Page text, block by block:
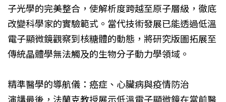
子光學的完美整合，使解析度跨越至原子層級，徹底
改變科學家的實驗範式。當代技術發展已能透過低溫
電子顯微鏡觀察到核糖體的動態，將研究版圖拓展至
傳統晶體學無法觸及的生物分子動力學領域。
精準醫學的導航儀：癌症、心臟病與疫情防治
演講最後，法蘭克教授展示低溫電子顯微鏡在當前醫